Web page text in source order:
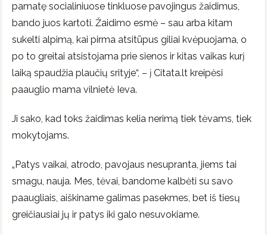
pamatę socialiniuose tinkluose pavojingus žaidimus,
bando juos kartoti. Žaidimo esmė – sau arba kitam
sukelti alpimą, kai pirma atsitūpus giliai kvėpuojama, o
po to greitai atsistojama prie sienos ir kitas vaikas kurį
laiką spaudžia plaučių srityje“, – į Citata.lt kreipėsi
paauglio mama vilnietė Ieva.
Ji sako, kad toks žaidimas kelia nerimą tiek tėvams, tiek
mokytojams.
„Patys vaikai, atrodo, pavojaus nesupranta, jiems tai
smagu, nauja. Mes, tėvai, bandome kalbėti su savo
paaugliais, aiškiname galimas pasekmes, bet iš tiesų
greičiausiai jų ir patys iki galo nesuvokiame.